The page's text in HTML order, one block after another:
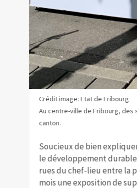
Crédit image: Etat de Fribourg
Au centre-ville de Fribourg,
canton.
Soucieux de bien
le développement durable
rues du chef-lieu entre la
mois une exposition de